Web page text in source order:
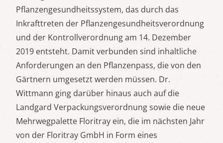
Pflanzengesundheitssystem, das durch das
Inkrafttreten der Pflanzengesundheitsverordnung
und der Kontrollverordnung am 14. Dezember
2019 entsteht. Damit verbunden sind inhaltliche
Anforderungen an den Pflanzenpass, die von den
Gärtnern umgesetzt werden müssen. Dr.
Wittmann ging darüber hinaus auch auf die
Landgard Verpackungsverordnung sowie die neue
Mehrwegpalette Floritray ein, die im nächsten Jahr
von der Floritray GmbH in Form eines